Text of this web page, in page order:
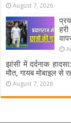
August 7, 2026
झांसी में दर्दनाक
मौत, गायब मोबाइल से
August 7, 2026